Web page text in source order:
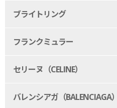
ブライトリング
フランクミュラー
セリーヌ（CELINE）
バレンシアガ（BALENCIAGA）